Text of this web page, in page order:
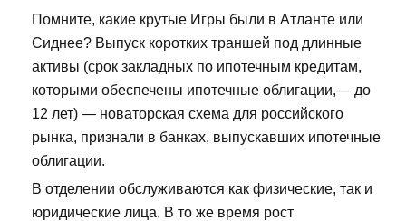
Помните, какие крутые Игры были в Атланте или
Сиднее? Выпуск коротких траншей под длинные
активы (срок закладных по ипотечным кредитам,
которыми обеспечены ипотечные облигации,— до
12 лет) — новаторская схема для российского
рынка, признали в банках, выпускавших ипотечные
облигации.
В отделении обслуживаются как физические, так и
юридические лица. В то же время рост